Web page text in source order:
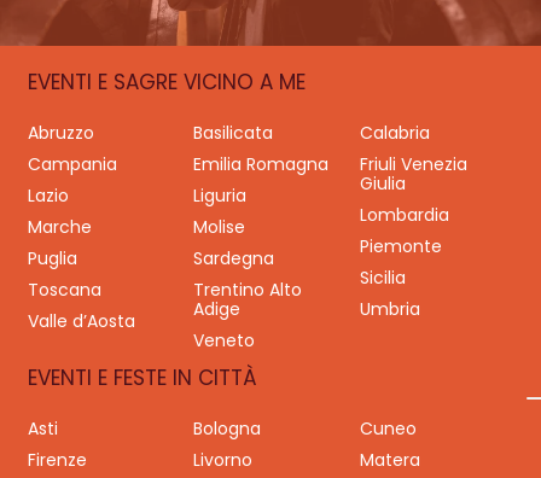
EVENTI E SAGRE VICINO A ME
Abruzzo Basilicata
Calabria
Campania
Emilia Romagna
Friuli Venezia
Giulia
Lazio
Liguria
Lombardia
Marche
Molise
Piemonte
Puglia
Sardegna
Sicilia
Toscana
Trentino Alto
Adige
Umbria
Valle d’Aosta
Veneto
EVENTI E FESTE IN CITTÀ
Asti Bologna
Cuneo
Firenze
Livorno
Matera